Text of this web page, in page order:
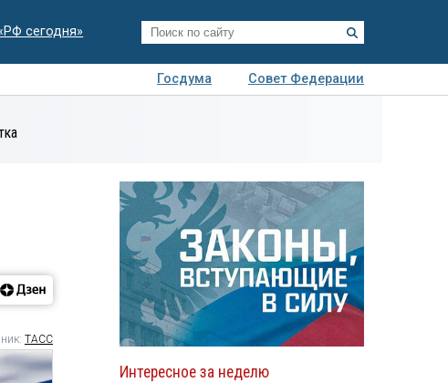
сегодня»
Госдума
Совет Федерации
ТАСС
Интересное за неделю